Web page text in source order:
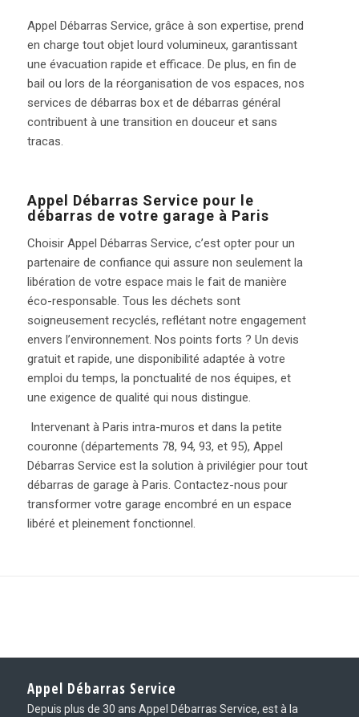
Appel Débarras Service, grâce à son expertise, prend
en charge tout objet lourd volumineux, garantissant
une évacuation rapide et efficace. De plus, en fin de
bail ou lors de la réorganisation de vos espaces, nos
services de débarras box et de débarras général
contribuent à une transition en douceur et sans
tracas.
Appel Débarras Service pour le
débarras de votre garage à Paris
Choisir Appel Débarras Service, c’est opter pour un
partenaire de confiance qui assure non seulement la
libération de votre espace mais le fait de manière
éco-responsable. Tous les déchets sont
soigneusement recyclés, reflétant notre engagement
envers l’environnement. Nos points forts ? Un devis
gratuit et rapide, une disponibilité adaptée à votre
emploi du temps, la ponctualité de nos équipes, et
une exigence de qualité qui nous distingue.
Intervenant à Paris intra-muros et dans la petite
couronne (départements 78, 94, 93, et 95), Appel
Débarras Service est la solution à privilégier pour tout
débarras de garage à Paris. Contactez-nous pour
transformer votre garage encombré en un espace
libéré et pleinement fonctionnel.
Appel Débarras Service
Depuis plus de 30 ans Appel Débarras Service, est à la